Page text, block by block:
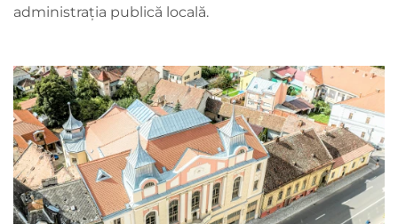
administrația publică locală.